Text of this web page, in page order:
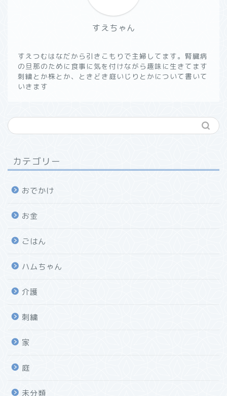
すえちゃん
すえつむはなだから引きこもりで主婦してます。腎臓病
の旦那のために食事に気を付けながら趣味に生きてます
刺繍とか株とか、ときどき庭いじりとかについて書いて
いきます
カテゴリー
おでかけ
お金
ごはん
ハムちゃん
介護
刺繍
家
庭
未分類